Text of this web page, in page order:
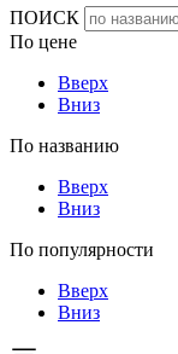
ПОИСК
По цене
Вверх
Вниз
По названию
Вверх
Вниз
По популярности
Вверх
Вниз